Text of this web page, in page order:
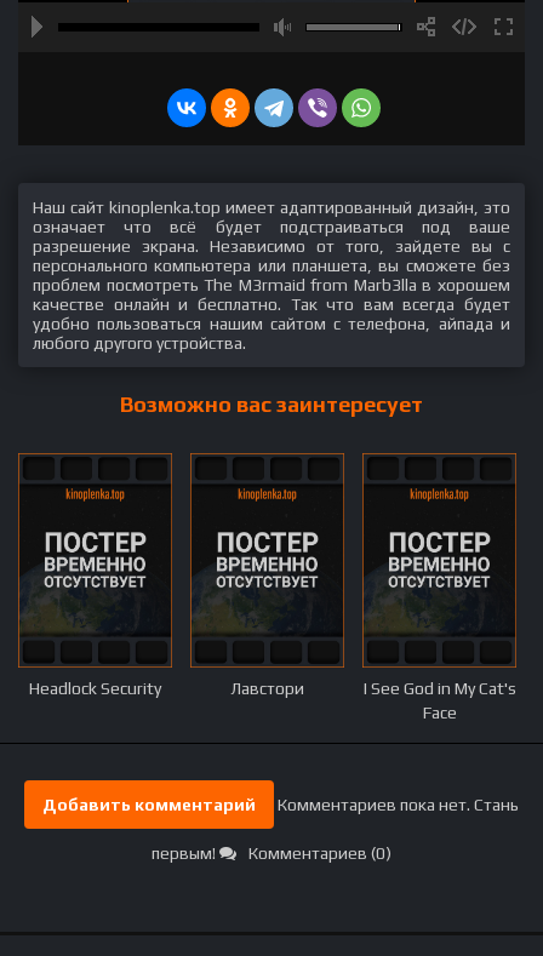
Наш сайт kinoplenka.top имеет адаптированный дизайн, это
означает что всё будет подстраиваться под ваше
разрешение экрана. Независимо от того, зайдете вы с
персонального компьютера или планшета, вы сможете без
проблем посмотреть The M3rmaid from Marb3lla в хорошем
качестве онлайн и бесплатно. Так что вам всегда будет
удобно пользоваться нашим сайтом с телефона, айпада и
любого другого устройства.
Возможно вас заинтересует
Headlock Security Лавстори
I See God in My Cat's
Face
Добавить комментарий Комментариев пока нет. Стань
первым! Комментариев (0)